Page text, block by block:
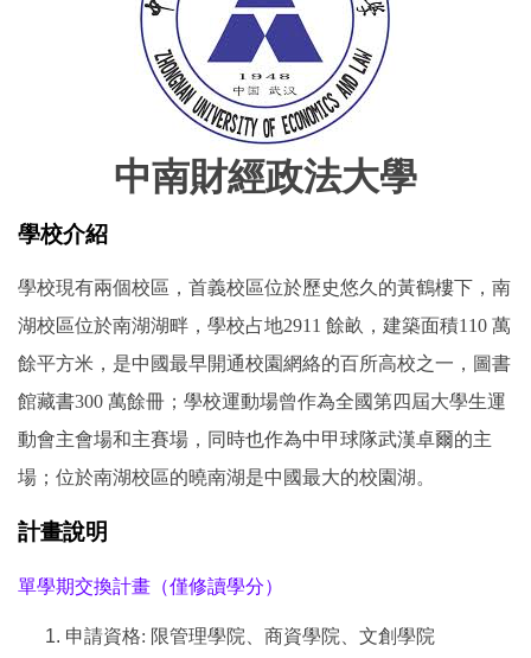
中南財經政法大學
學校介紹
學校現有兩個校區，首義校區位於歷史悠久的黃鶴樓下，南
湖校區位於南湖湖畔，學校占地2911 餘畝，建築面積110 萬
餘平方米，是中國最早開通校園網絡的百所高校之一，圖書
館藏書300 萬餘冊；學校運動場曾作為全國第四屆大學生運
動會主會場和主賽場，同時也作為中甲球隊武漢卓爾的主
場；位於南湖校區的曉南湖是中國最大的校園湖。
計畫說明
單學期交換計畫（僅修讀學分）
申請資格: 限管理學院、商資學院、文創學院